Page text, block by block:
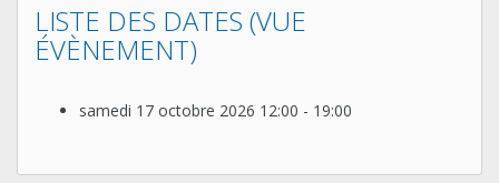
LISTE DES DATES (VUE
ÉVÈNEMENT)
samedi 17 octobre 2026 12:00 - 19:00